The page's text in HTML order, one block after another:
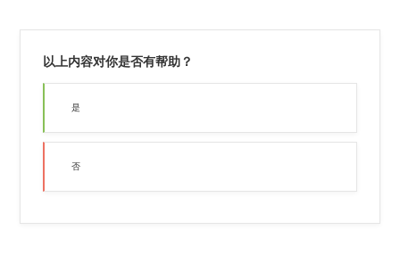
以上内容对你是否有帮助？
是
否